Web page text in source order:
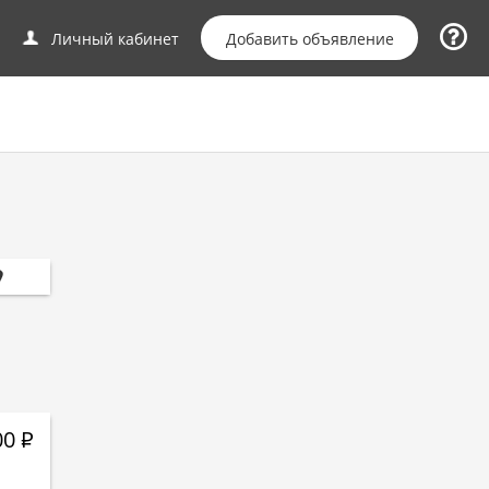
Личный кабинет Добавить объявление
Р